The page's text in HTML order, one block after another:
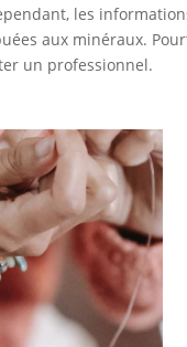
les
aux minéraux.
un professionnel.